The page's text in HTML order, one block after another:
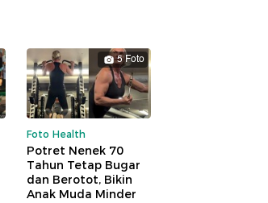
5 Foto
Foto Health
Potret Nenek 70
Tahun Tetap Bugar
dan Berotot, Bikin
Anak Muda Minder